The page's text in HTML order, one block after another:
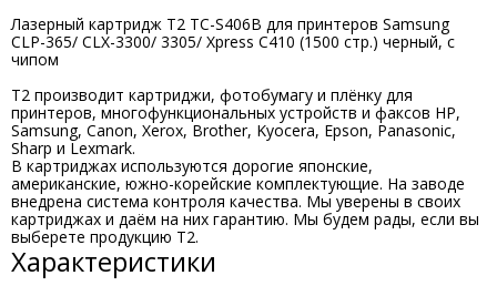
Лазерный картридж T2 TC-S406B для принтеров Samsung
CLP-365/ CLX-3300/ 3305/ Xpress C410 (1500 стр.) черный, с
чипом
T2 производит картриджи, фотобумагу и плёнку для
принтеров, многофункциональных устройств и факсов HP,
Samsung, Canon, Xerox, Brother, Kyocera, Epson, Panasonic,
Sharp и Lexmark.
В картриджах используются дорогие японские,
американские, южно-корейские комплектующие. На заводе
внедрена система контроля качества. Мы уверены в своих
картриджах и даём на них гарантию. Мы будем рады, если вы
выберете продукцию Т2.
Характеристики